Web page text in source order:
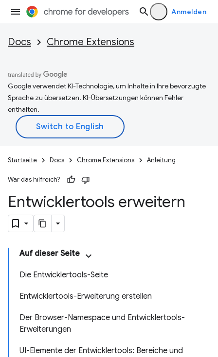
Anmelden
Docs Chrome Extensions
Google verwendet KI-Technologie, um Inhalte in Ihre bevorzugte
Sprache zu übersetzen. KI-Übersetzungen können Fehler
enthalten.
Startseite Docs Chrome Extensions Anleitung
War das hilfreich?
Entwicklertools erweitern
Auf dieser Seite
Die Entwicklertools-Seite
Entwicklertools-Erweiterung erstellen
Der Browser-Namespace und Entwicklertools-
Erweiterungen
UI-Elemente der Entwicklertools: Bereiche und